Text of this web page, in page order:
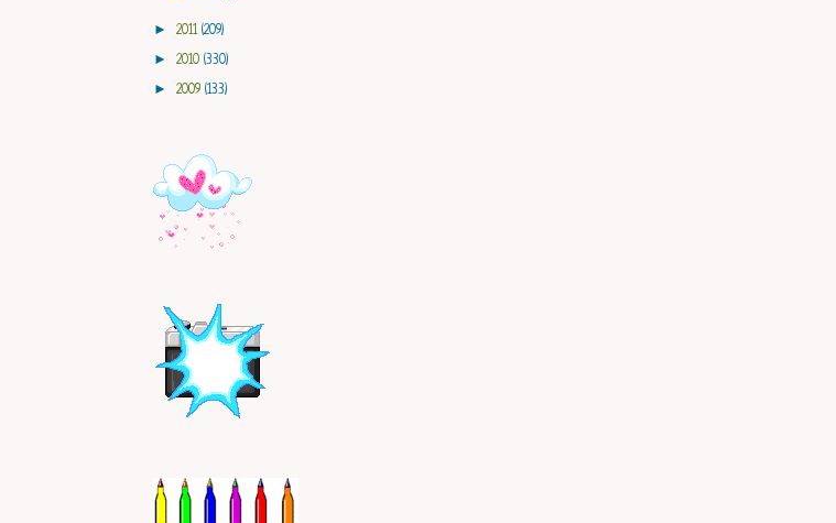
► 2011 (209)
► 2010 (330)
► 2009 (133)